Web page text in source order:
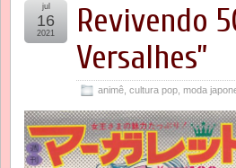
Revivendo
Versalhes”
animê cultura pop moda
jul
16
2021